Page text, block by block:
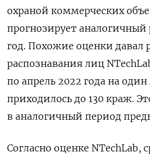
охраной коммерческих
прогнозирует аналогичный
год. Похожие оценки давал
распознавания лиц
по апрель 2022 года на
приходилось до 130 краж.
в аналогичный период
Согласно оценке NTechLab,